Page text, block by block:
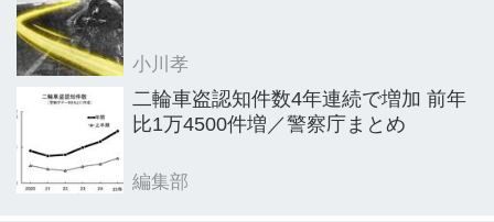
小川孝
二輪車盗認知件数4年連続で増加 前年
比1万4500件増／警察庁まとめ
編集部